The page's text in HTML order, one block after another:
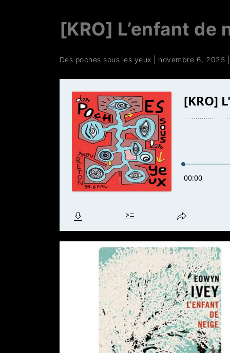
[KRO] L’enfant de
Des poches sous les yeux novembre 6, 2025